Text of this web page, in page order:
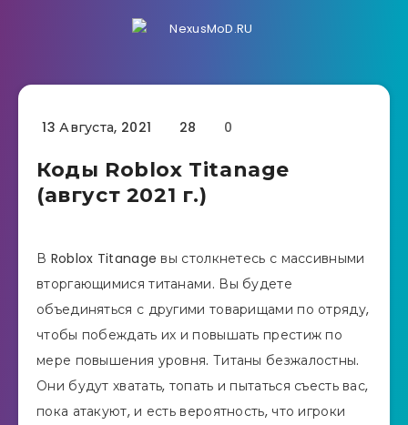
13 Августа, 2021 28 0
Коды Roblox Titanage
(август 2021 г.)
В Roblox Titanage вы столкнетесь с массивными
вторгающимися титанами. Вы будете
объединяться с другими товарищами по отряду,
чтобы побеждать их и повышать престиж по
мере повышения уровня. Титаны безжалостны.
Они будут хватать, топать и пытаться съесть вас,
пока атакуют, и есть вероятность, что игроки